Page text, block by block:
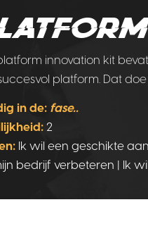
innovation kit
platform. Dat
in de: fase..
2
Ik wil een geschikte
bedrijf verbeteren | Ik